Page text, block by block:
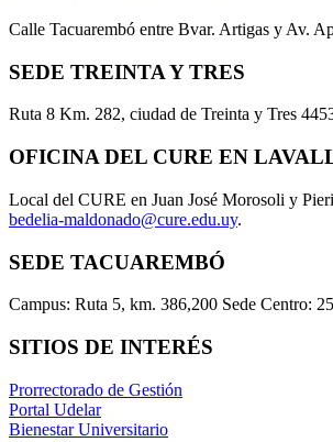
Calle Tacuarembó entre Bvar. Artigas y Av.
SEDE TREINTA Y TRES
Ruta 8 Km. 282, ciudad de Treinta y Tres
OFICINA DEL CURE EN
Local del CURE en Juan José Morosoli y
bedelia-maldonado@cure.edu.uy.
SEDE TACUAREMBÓ
Campus: Ruta 5, km. 386,200 Sede Centro:
SITIOS DE INTERÉS
Prorrectorado de Gestión
Portal Udelar
Bienestar Universitario